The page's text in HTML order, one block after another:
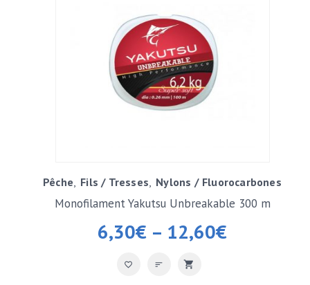
Pêche Fils / Tresses Nylons / Fluorocarbones
6,30€ – 12,60€
Monofilament Yakutsu Unbreakable 300 m